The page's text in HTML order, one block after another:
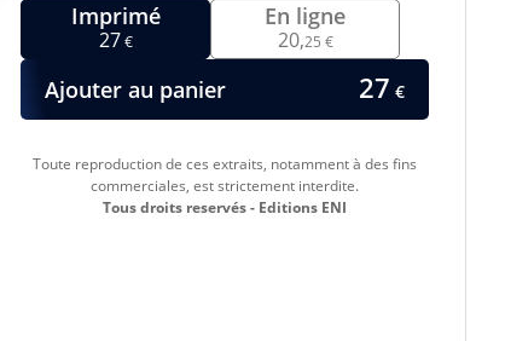
Imprimé
27€
En ligne
20,25 €
Ajouter au panier 27 €
Toute reproduction de ces extraits, notamment à des fins
commerciales, est strictement interdite.
Tous droits reservés - Editions ENI